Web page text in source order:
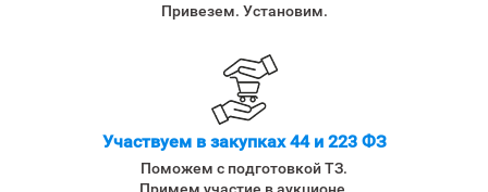
Привезем. Установим.
Участвуем в закупках 44 и 223 ФЗ
Поможем с подготовкой ТЗ.